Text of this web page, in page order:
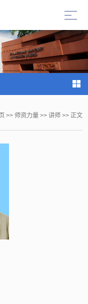
>> 师资力量>> 讲师>> 正文